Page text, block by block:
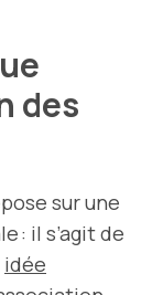
des
sur une
: il s’agit de
idée